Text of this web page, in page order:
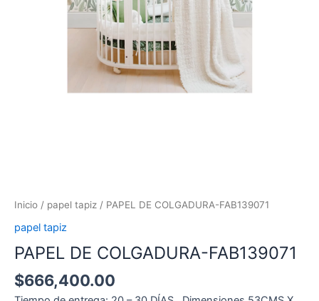
Inicio / papel tapiz / PAPEL DE COLGADURA-FAB139071
papel tapiz
PAPEL DE COLGADURA-FAB139071
$666,400.00